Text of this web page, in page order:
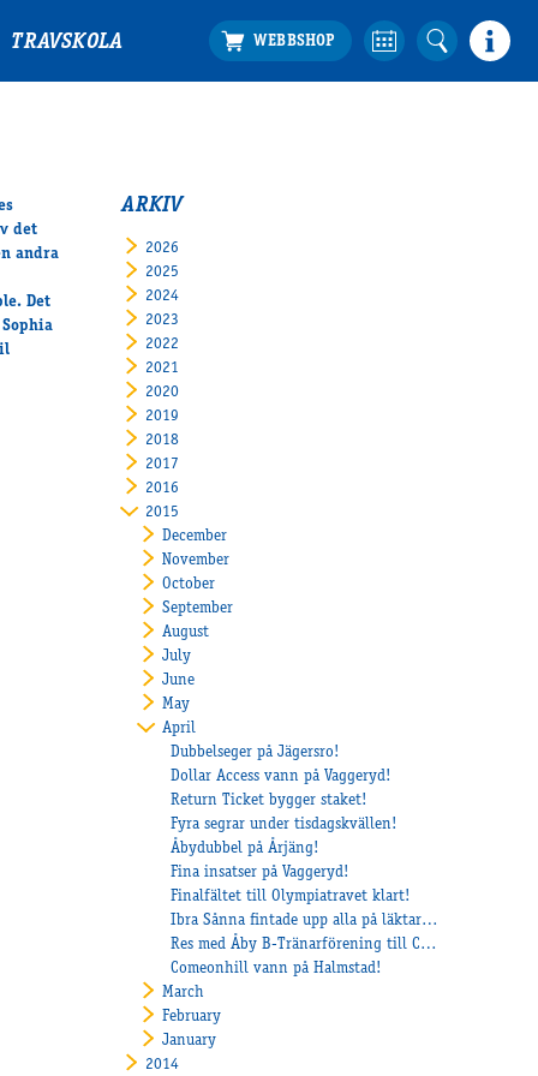
TRAVSKOLA
det
andra
Det
ARKIV
2026
2025
2024
2023
2022
2021
2020
2019
2018
2017
2016
2015
December
November
October
September
August
July
June
May
April
Dubbelseger på Jägersro!
Dollar Access vann på Vaggeryd!
Return Ticket bygger staket!
Fyra segrar under tisdagskvällen!
Åbydubbel på Årjäng!
Fina insatser på Vaggeryd!
Finalfältet till Olympiatravet klart!
Ibra Sånna fintade upp alla på läktaren!
Res med Åby B-Tränarförening till Copenhagen Cup!
Comeonhill vann på Halmstad!
March
February
January
2014